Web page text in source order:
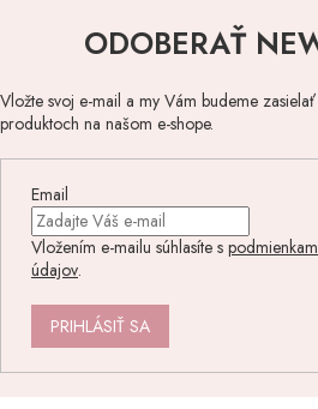
ODOBERAŤ
Vložte svoj e-mail a my Vám budeme
produktoch na našom e-shope.
Email
Vložením e-mailu súhlasíte s
údajov.
PRIHLÁSIŤ SA